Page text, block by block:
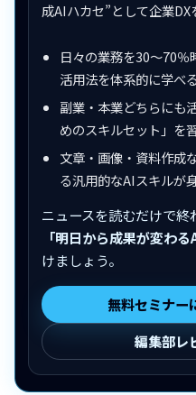
成AIハカセ”として企業DX
日々の業務を30〜70％
活用法を体系的に学べる
副業・本業どちらにも
めのスキルセット」を
文章・画像・資料作成
る汎用的なAIスキルが
ニュースを読むだけで終
「明日から成果が変わる
けましょう。
無料セミナー
編集部レ